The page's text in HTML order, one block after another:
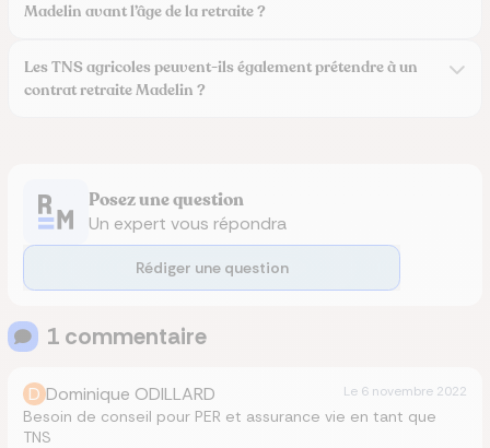
Madelin avant l’âge de la retraite ?
Les TNS agricoles peuvent-ils également prétendre à un
contrat retraite Madelin ?
Posez une question
Un expert vous répondra
Rédiger une question
1 commentaire
D Dominique ODILLARD Le 6 novembre 2022
Besoin de conseil pour PER et assurance vie en tant que
TNS